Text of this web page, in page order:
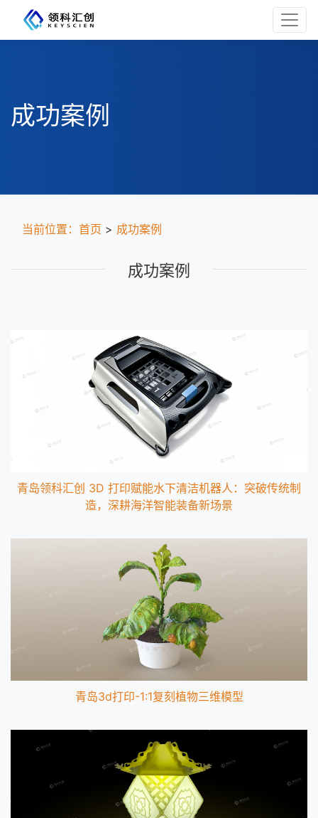
成功案例
当前位置： 首页 > 成功案例
成功案例
青岛领科汇创 3D 打印赋能水下清洁机器人：突破传统制
造，深耕海洋智能装备新场景
青岛3d打印-1:1复刻植物三维模型